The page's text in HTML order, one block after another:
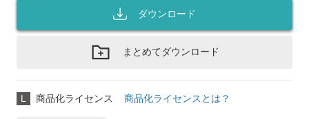
ダウンロード
まとめてダウンロード
L 商品化ライセンス 商品化ライセンスとは？